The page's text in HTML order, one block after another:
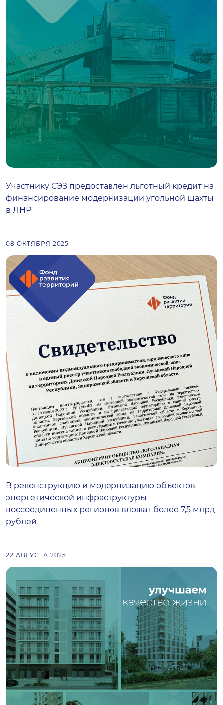
Участнику СЭЗ предоставлен льготный кредит на
финансирование модернизации угольной шахты
в ЛНР
08 ОКТЯБРЯ 2025
В реконструкцию и модернизацию объектов
энергетической инфраструктуры
воссоединенных регионов вложат более 7,5 млрд
рублей
22 АВГУСТА 2025